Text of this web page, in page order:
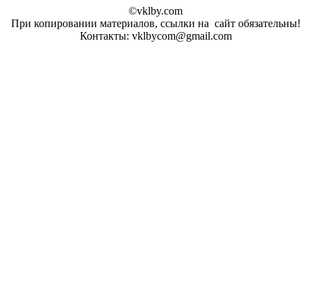
©vklby.com
При копировании материалов, ссылки на сайт обязательны!
Контакты: vklbycom@gmail.com